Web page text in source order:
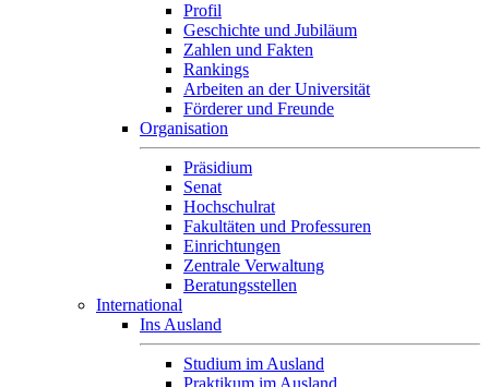
Profil
Geschichte und Jubiläum
Zahlen und Fakten
Rankings
Arbeiten an der Universität
Förderer und Freunde
Organisation
Präsidium
Senat
Hochschulrat
Fakultäten und Professuren
Einrichtungen
Zentrale Verwaltung
Beratungsstellen
International
Ins Ausland
Studium im Ausland
Praktikum im Ausland